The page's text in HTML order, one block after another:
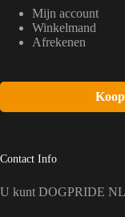
Mijn account
Winkelmand
Afrekenen
Contact Info
U kunt DOGPRIDE NL